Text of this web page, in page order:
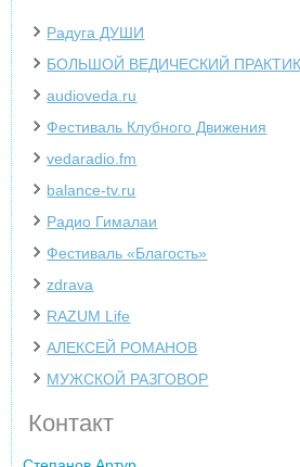
Радуга ДУШИ
БОЛЬШОЙ ВЕДИЧЕСКИЙ
audioveda.ru
Фестиваль Клубного Движения
vedaradio.fm
balance-tv.ru
Радио Гималаи
Фестиваль «Благость»
zdrava
‌RAZUM Life
АЛЕКСЕЙ РОМАНОВ
МУЖСКОЙ РАЗГОВОР
Контакт